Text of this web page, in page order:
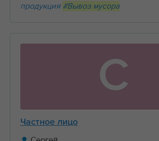
продукция #Вывоз мусора
С
Частное лицо